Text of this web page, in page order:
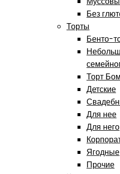
Без
Торты
Бенто-
Торт
Детские
Для нее
Для него
Ягодные
Прочие